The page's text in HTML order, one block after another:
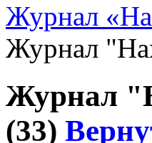
Журнал
Журнал
Журнал
(33)